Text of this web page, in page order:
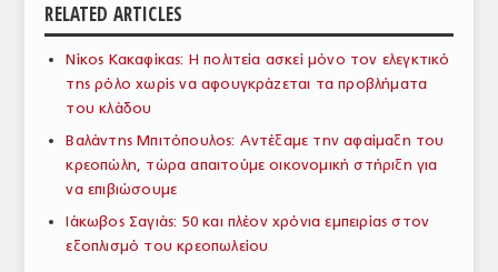
ΕΙΔΗΣΕΙΣ
ΕΥΡΩΠΑΪΚΕΣ ΑΠΟΦΑΣΕΙΣ
ΘΕΜΑΤΑ
ΕΜΠΟΡΙΚΟΣ ΚΑΤΑΛΟΓΟΣ
ΠΑΡΑΓΩΓΗ & ΕΜΠΟΡΙΑ
RELATED ARTICLES
Νίκος Κακαφίκας: Η πολιτεία ασκεί μόνο τον ελεγκτικό
της ρόλο χωρίς να αφουγκράζεται τα προβλήματα
του κλάδου
Βαλάντης Μπιτόπουλος: Αντέξαμε την αφαίμαξη του
κρεοπώλη, τώρα απαιτούμε οικονομική στήριξη για
να επιβιώσουμε
Ιάκωβος Σαγιάς: 50 και πλέον χρόνια εμπειρίας στον
εξοπλισμό του κρεοπωλείου